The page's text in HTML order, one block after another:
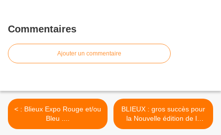
Commentaires
Ajouter un commentaire
< : Blieux Expo Rouge et/ou
Bleu ....
BLIEUX : gros succès pour
la Nouvelle édition de la
fête de la lavande à Blieux